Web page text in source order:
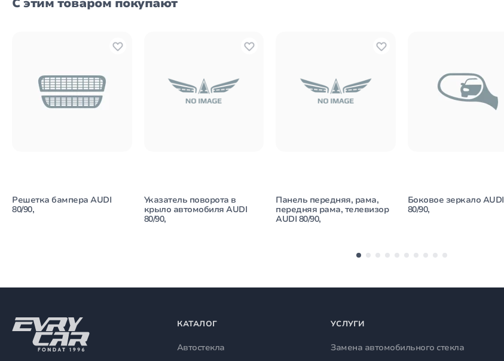
С этим товаром покупают
Решетка бампера AUDI
80/90,
Указатель поворота в
крыло автомобиля AUDI
80/90,
Панель передняя, рама,
передняя рама, телевизор
AUDI 80/90,
Боковое зеркало AUDI
80/90,
КАТАЛОГ
Автостекла
УСЛУГИ
Замена автомобильного стекла